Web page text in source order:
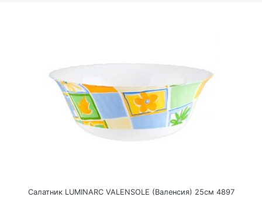
Салатник LUMINARC VALENSOLE (Валенсия) 25см 4897